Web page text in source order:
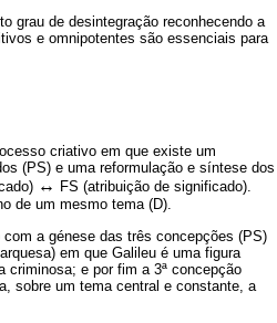
grau de desintegração reconhecendo a
e omnipotentes são essenciais para
criativo em que existe um
(PS) e uma reformulação e síntese dos
↔ FS (atribuição de significado).
de um mesmo tema (D).
a génese das três concepções (PS)
em que Galileu é uma figura
criminosa; e por fim a 3ª concepção
sobre um tema central e constante, a